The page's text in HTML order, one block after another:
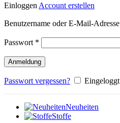
Einloggen Account erstellen
Benutzername oder E-Mail-Adresse
Passwort *
Anmeldung
Passwort vergessen?
Neuheiten
Stoffe